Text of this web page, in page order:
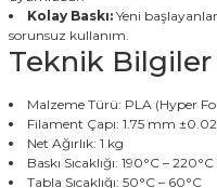
Kolay Baskı: Yeni
sorunsuz kullanım.
Teknik Bilgiler
Malzeme Türü: PLA (Hyper
Filament Çapı: 1.75 mm
Net Ağırlık: 1 kg
Baskı Sıcaklığı: 190°C – 220°C
Tabla Sıcaklığı: 50°C – 60°C